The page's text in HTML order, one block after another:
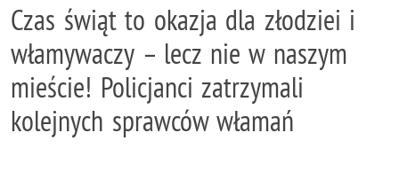
Czas świąt to okazja dla złodziei i
włamywaczy – lecz nie w naszym
mieście! Policjanci zatrzymali
kolejnych sprawców włamań